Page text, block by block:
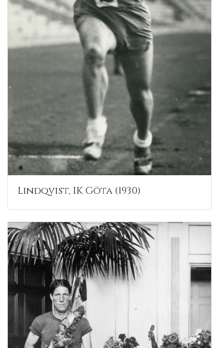
Lindqvist, IK Göta (1930)